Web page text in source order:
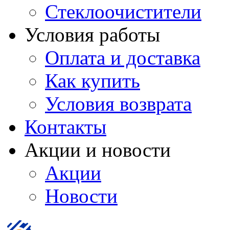
Стеклоочистители
Условия работы
Оплата и доставка
Как купить
Условия возврата
Контакты
Акции и новости
Акции
Новости